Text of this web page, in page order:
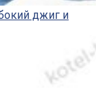
джиг и